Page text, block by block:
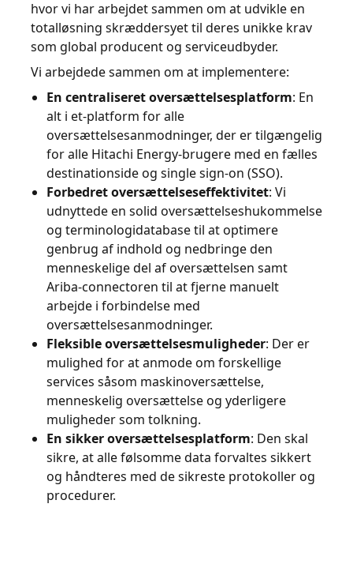
hvor vi har arbejdet sammen om at udvikle en
totalløsning skræddersyet til deres unikke krav
som global producent og serviceudbyder.
Vi arbejdede sammen om at implementere:
En centraliseret oversættelsesplatform: En
alt i et-platform for alle
oversættelsesanmodninger, der er tilgængelig
for alle Hitachi Energy-brugere med en fælles
destinationside og single sign-on (SSO).
Forbedret oversættelseseffektivitet: Vi
udnyttede en solid oversættelseshukommelse
og terminologidatabase til at optimere
genbrug af indhold og nedbringe den
menneskelige del af oversættelsen samt
Ariba-connectoren til at fjerne manuelt
arbejde i forbindelse med
oversættelsesanmodninger.
Fleksible oversættelsesmuligheder: Der er
mulighed for at anmode om forskellige
services såsom maskinoversættelse,
menneskelig oversættelse og yderligere
muligheder som tolkning.
En sikker oversættelsesplatform: Den skal
sikre, at alle følsomme data forvaltes sikkert
og håndteres med de sikreste protokoller og
procedurer.